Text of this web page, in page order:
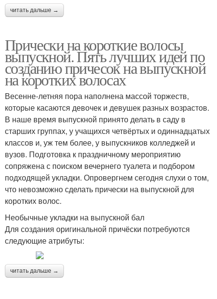
читать дальше →
Прически на короткие волосы
выпускной. Пять лучших идей по
созданию причесок на выпускной
на коротких волосах
Весенне-летняя пора наполнена массой торжеств,
которые касаются девочек и девушек разных возрастов.
В наше время выпускной принято делать в саду в
старших группах, у учащихся четвёртых и одиннадцатых
классов и, уж тем более, у выпускников колледжей и
вузов. Подготовка к праздничному мероприятию
сопряжена с поиском вечернего туалета и подбором
подходящей укладки. Опровергнем сегодня слухи о том,
что невозможно сделать прически на выпускной для
коротких волос.
Необычные укладки на выпускной бал
Для создания оригинальной причёски потребуются
следующие атрибуты:
читать дальше →